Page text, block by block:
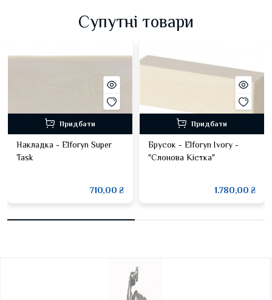
Супутні товари
Придбати
Накладка - Elforyn Super
Task
710,00 ₴
Придбати
Брусок - Elforyn Ivory -
"Слонова Кістка"
1.780,00 ₴